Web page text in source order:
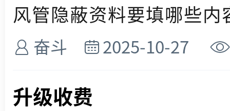
风管隐蔽资料要填哪些内
奋斗 2025-10-27
升级收费